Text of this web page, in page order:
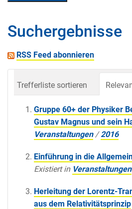
Suchergebnisse
RSS Feed abonnieren
Trefferliste sortieren
Gruppe 60+ der Physiker
Gustav Magnus und sein
Veranstaltungen /2016
Einführung in die
Existiert in Veranstaltungen
Herleitung der Lorentz-
aus dem Relativitätsprinzip